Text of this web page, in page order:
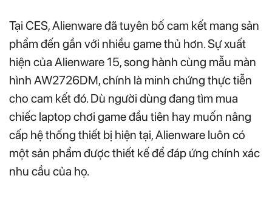
Tại CES, Alienware đã tuyên bố cam kết mang sản
phẩm đến gần với nhiều game thủ hơn. Sự xuất
hiện của Alienware 15, song hành cùng mẫu màn
hình AW2726DM, chính là minh chứng thực tiễn
cho cam kết đó. Dù người dùng đang tìm mua
chiếc laptop chơi game đầu tiên hay muốn nâng
cấp hệ thống thiết bị hiện tại, Alienware luôn có
một sản phẩm được thiết kế để đáp ứng chính xác
nhu cầu của họ.